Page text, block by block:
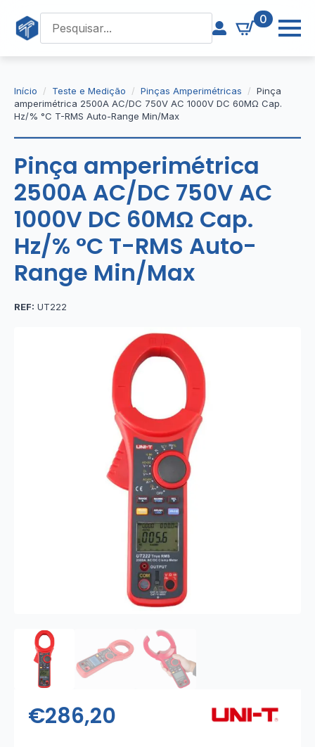
0
Início Teste e Medição Pinças Amperimétricas
Pinça
amperimétrica 2500A AC/DC 750V AC 1000V DC 60MΩ Cap.
Hz/% °C T-RMS Auto-Range Min/Max
Pinça amperimétrica
2500A AC/DC 750V AC
1000V DC 60MΩ Cap.
Hz/% °C T-RMS Auto-
Range Min/Max
REF: UT222
€286,20